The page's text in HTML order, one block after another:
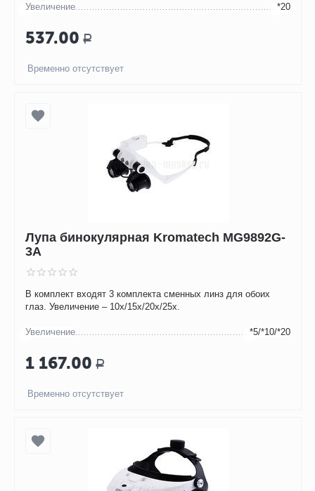
Увеличение *20
537.00 Р
Временно отсутствует
Лупа бинокулярная Kromatech MG9892G-
3A
В комплект входят 3 комплекта сменных линз для обоих
глаз. Увеличение – 10х/15х/20х/25х.
Увеличение *5/*10/*20
1 167.00 Р
Временно отсутствует